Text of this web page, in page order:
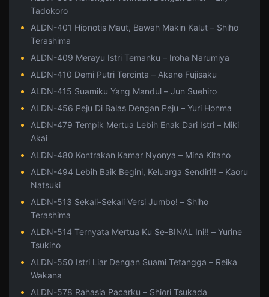
Tadokoro
ALDN-401 Hipnotis Maut, Bawah Makin Kalut – Shiho
Terashima
ALDN-409 Merayu Istri Temanku – Iroha Narumiya
ALDN-410 Demi Putri Tercinta – Akane Fujisaku
ALDN-415 Suamiku Yang Mandul – Jun Suehiro
ALDN-456 Peju Di Balas Dengan Peju – Yuri Honma
ALDN-479 Tempik Mertua Lebih Enak Dari Istri – Miki
Akai
ALDN-480 Kontrakan Kamar Nyonya – Mina Kitano
ALDN-494 Lebih Baik Begini, Keluarga Sendiri!! – Kaoru
Natsuki
ALDN-513 Sekali-Sekali Versi Jumbo! – Shiho
Terashima
ALDN-514 Ternyata Mertua Ku Se-BINAL Ini!! – Yurine
Tsukino
ALDN-550 Istri Liar Dengan Suami Tetangga – Reika
Wakana
ALDN-578 Rahasia Pacarku – Shiori Tsukada